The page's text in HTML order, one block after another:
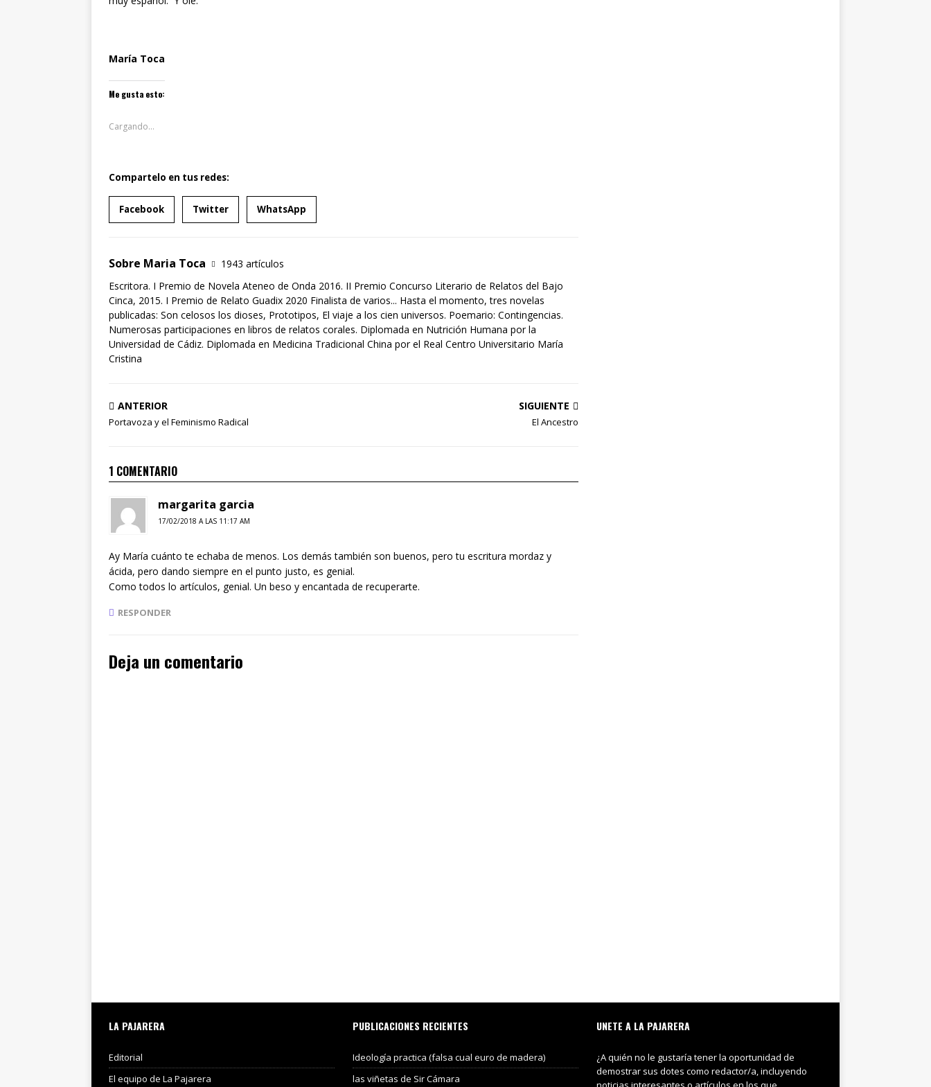
María Toca
Me gusta esto:
Cargando...
Compartelo en tus redes:
Facebook Twitter WhatsApp
Sobre Maria Toca
1943 artículos
Escritora. I Premio de Novela Ateneo de Onda 2016. II Premio Concurso Literario de Relatos del Bajo
Cinca, 2015. I Premio de Relato Guadix 2020 Finalista de varios... Hasta el momento, tres novelas
publicadas: Son celosos los dioses, Prototipos, El viaje a los cien universos. Poemario: Contingencias.
Numerosas participaciones en libros de relatos corales. Diplomada en Nutrición Humana por la
Universidad de Cádiz. Diplomada en Medicina Tradicional China por el Real Centro Universitario María
Cristina
ANTERIOR
Portavoza y el Feminismo Radical
SIGUIENTE
El Ancestro
1 COMENTARIO
margarita garcia
17/02/2018 A LAS 11:17 AM
Ay María cuánto te echaba de menos. Los demás también son buenos, pero tu escritura mordaz y
ácida, pero dando siempre en el punto justo, es genial.
Como todos lo artículos, genial. Un beso y encantada de recuperarte.
RESPONDER
Deja un comentario
LA PAJARERA
Editorial
El equipo de La Pajarera
PUBLICACIONES RECIENTES
Ideología practica (falsa cual euro de madera)
las viñetas de Sir Cámara
UNETE A LA PAJARERA
¿A quién no le gustaría tener la oportunidad de
demostrar sus dotes como redactor/a, incluyendo